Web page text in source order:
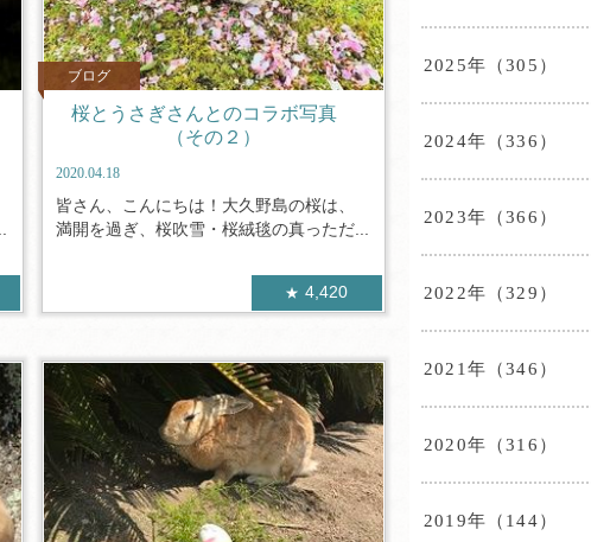
ブログ
桜とうさぎさんとのコラボ写真
（その２）
2020.04.18
皆さん、こんにちは！大久野島の桜は、
満開を過ぎ、桜吹雪・桜絨毯の真っただ...
4,420
2025年（305）
2024年（336）
2023年（366）
2022年（329）
2021年（346）
2020年（316）
2019年（144）